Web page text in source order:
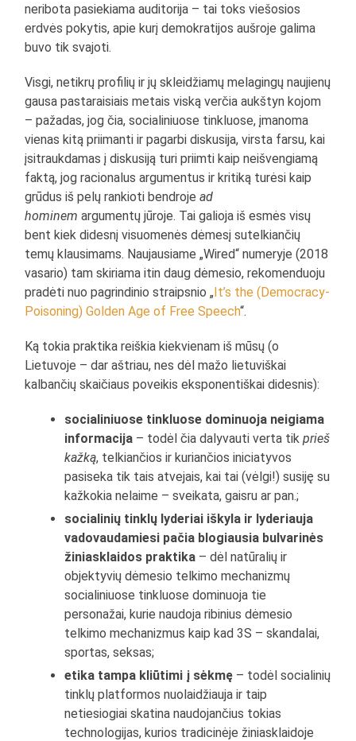
neribota pasiekiama auditorija – tai toks viešosios
erdvės pokytis, apie kurį demokratijos aušroje galima
buvo tik svajoti.
Visgi, netikrų profilių ir jų skleidžiamų melagingų naujienų
gausa pastaraisiais metais viską verčia aukštyn kojom
– pažadas, jog čia, socialiniuose tinkluose, įmanoma
vienas kitą priimanti ir pagarbi diskusija, virsta farsu, kai
įsitraukdamas į diskusiją turi priimti kaip neišvengiamą
faktą, jog racionalus argumentus ir kritiką turėsi kaip
grūdus iš pelų rankioti bendrojead
hominemargumentų jūroje. Tai galioja iš esmės visų
bent kiek didesnį visuomenės dėmesį sutelkiančių
temų klausimams. Naujausiame „Wired“ numeryje (2018
vasario) tam skiriama itin daug dėmesio, rekomenduoju
pradėti nuo pagrindinio straipsnio „It’s the (Democracy-
Poisoning) Golden Age of Free Speech“.
Ką tokia praktika reiškia kiekvienam iš mūsų (o
Lietuvoje – dar aštriau, nes dėl mažo lietuviškai
kalbančių skaičiaus poveikis eksponentiškai didesnis):
socialiniuose tinkluose dominuoja neigiama
informacija – todėl čia dalyvauti verta tikprieš
kažką, telkiančios ir kuriančios iniciatyvos
pasiseka tik tais atvejais, kai tai (vėlgi!) susiję su
kažkokia nelaime – sveikata, gaisru ar pan.;
socialinių tinklų lyderiai iškyla ir lyderiauja
vadovaudamiesi pačia blogiausia bulvarinės
žiniasklaidos praktika – dėl natūralių ir
objektyvių dėmesio telkimo mechanizmų
socialiniuose tinkluose dominuoja tie
personažai, kurie naudoja ribinius dėmesio
telkimo mechanizmus kaip kad 3S – skandalai,
sportas, seksas;
etika tampa kliūtimi į sėkmę – todėl socialinių
tinklų platformos nuolaidžiauja ir taip
netiesiogiai skatina naudojančius tokias
technologijas, kurios tradicinėje žiniasklaidoje